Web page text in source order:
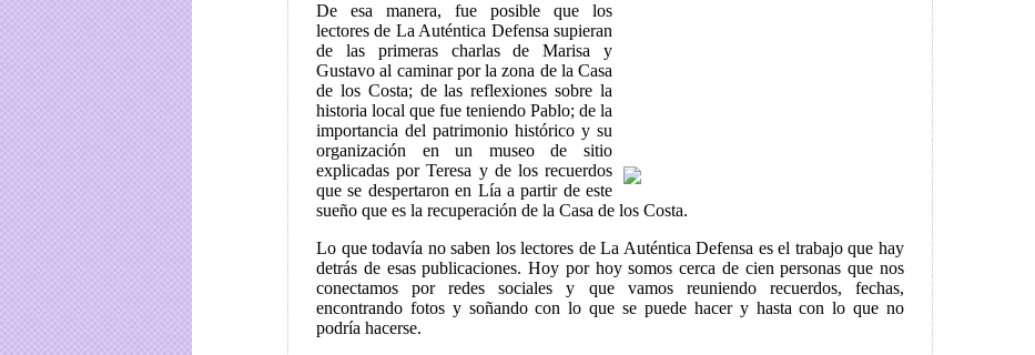
De esa manera, fue posible que los
lectores de La Auténtica Defensa supieran
de las primeras charlas de Marisa y
Gustavo al caminar por la zona de la Casa
de los Costa; de las reflexiones sobre la
historia local que fue teniendo Pablo; de la
importancia del patrimonio histórico y su
organización en un museo de sitio
explicadas por Teresa y de los recuerdos
que se despertaron en Lía a partir de este
sueño que es la recuperación de la Casa de los Costa.
Lo que todavía no saben los lectores de La Auténtica Defensa es el trabajo que hay
detrás de esas publicaciones. Hoy por hoy somos cerca de cien personas que nos
conectamos por redes sociales y que vamos reuniendo recuerdos, fechas,
encontrando fotos y soñando con lo que se puede hacer y hasta con lo que no
podría hacerse.